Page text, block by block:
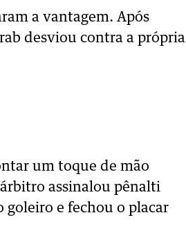
a vantagem. Após
desviou contra a própria
um toque de mão
assinalou pênalti
goleiro e fechou o placar